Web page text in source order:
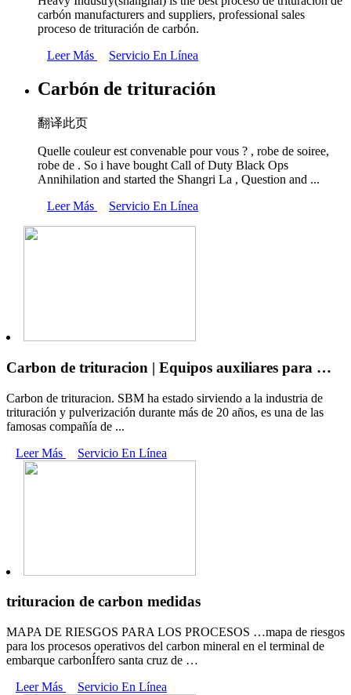
carbón manufacturers and suppliers, professional sales
proceso de trituración de carbón.
Leer Más
Servicio En Línea
Carbón de trituración
翻译此页
Quelle couleur est convenable pour vous ? , robe de soiree,
robe de . So i have bought Call of Duty Black Ops
Annihilation and started the Shangri La , Question and ...
Leer Más
Servicio En Línea
Carbon de trituracion | Equipos auxiliares para …
Carbon de trituracion. SBM ha estado sirviendo a la industria de
trituración y pulverización durante más de 20 años, es una de las
famosas compañía de ...
Leer Más
Servicio En Línea
trituracion de carbon medidas
MAPA DE RIESGOS PARA LOS PROCESOS …mapa de riesgos
para los procesos operativos del carbon mineral en el terminal de
embarque carbonÍfero santa cruz de …
Leer Más
Servicio En Línea